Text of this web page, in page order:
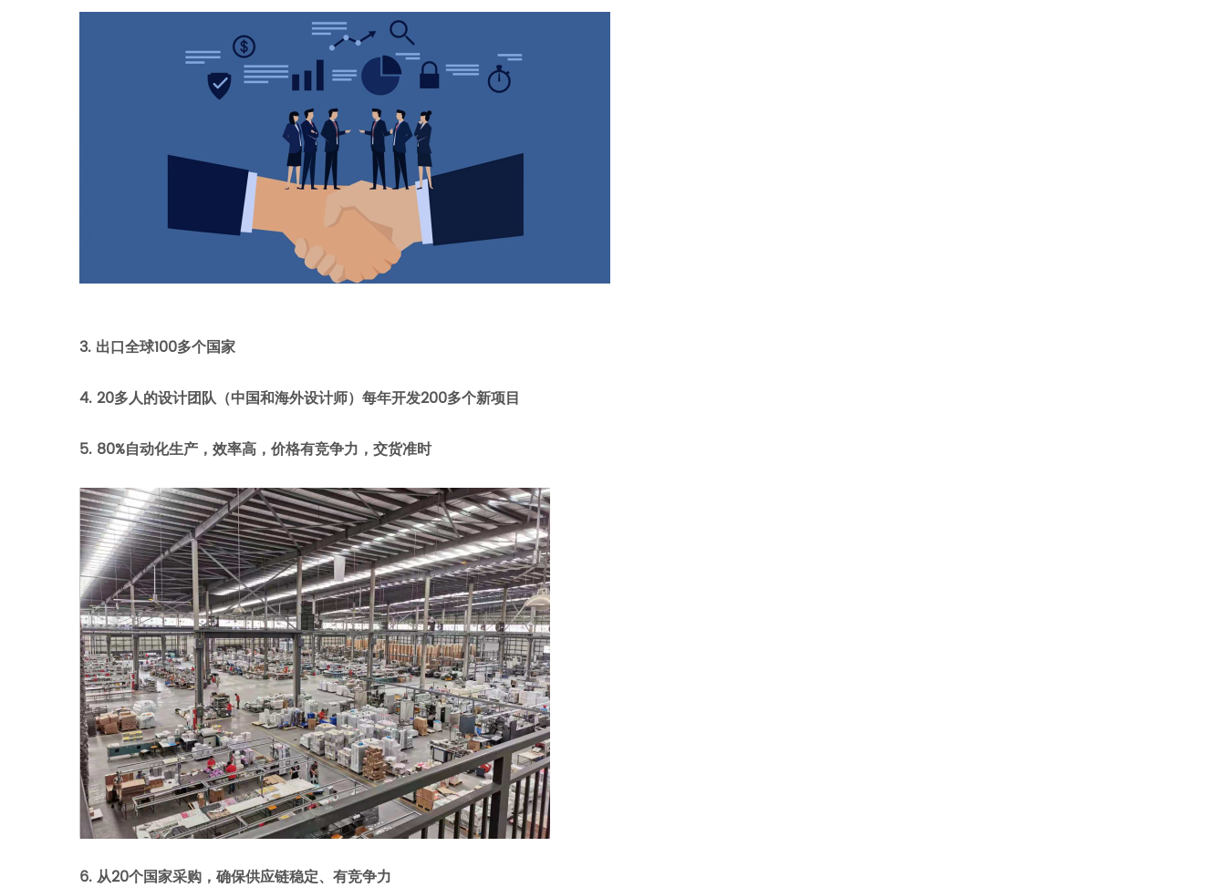
3. 出口全球100多个国家
4. 20多人的设计团队（中国和海外设计师）每年开发200多个新项目
5. 80%自动化生产，效率高，价格有竞争力，交货准时
6. 从20个国家采购，确保供应链稳定、有竞争力